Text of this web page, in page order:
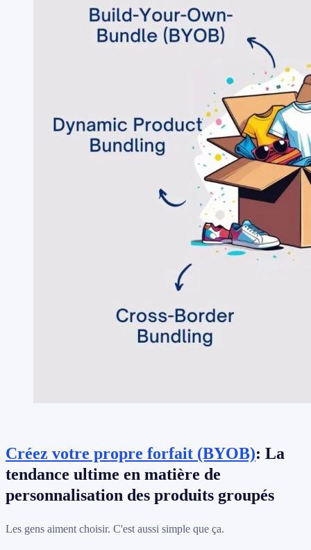
Créez votre propre forfait (BYOB): La
tendance ultime en matière de
personnalisation des produits groupés
Les gens aiment choisir. C'est aussi simple que ça.